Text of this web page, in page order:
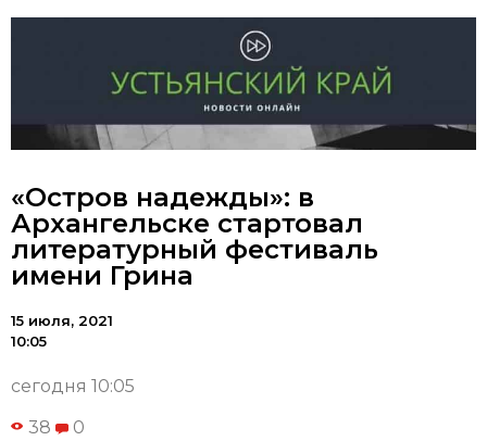
«Остров надежды»: в
Архангельске стартовал
литературный фестиваль
имени Грина
15 июля, 2021
10:05
сегодня 10:05
38 0